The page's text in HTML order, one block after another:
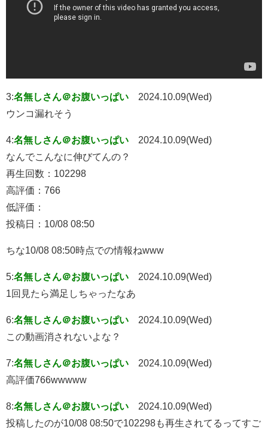
3:名無しさん＠お腹いっぱい
2024.10.09(Wed)
ウンコ漏れそう
4:名無しさん＠お腹いっぱい
2024.10.09(Wed)
なんでこんなに伸びてんの？
再生回数：102298
高評価：766
低評価：
投稿日：10/08 08:50
ちな10/08 08:50時点での情報ねwww
5:名無しさん＠お腹いっぱい
2024.10.09(Wed)
1回見たら満足しちゃったなあ
6:名無しさん＠お腹いっぱい
2024.10.09(Wed)
この動画消されないよな？
7:名無しさん＠お腹いっぱい
2024.10.09(Wed)
高評価766wwwww
8:名無しさん＠お腹いっぱい
2024.10.09(Wed)
投稿したのが10/08 08:50で102298も再生されてるってすご